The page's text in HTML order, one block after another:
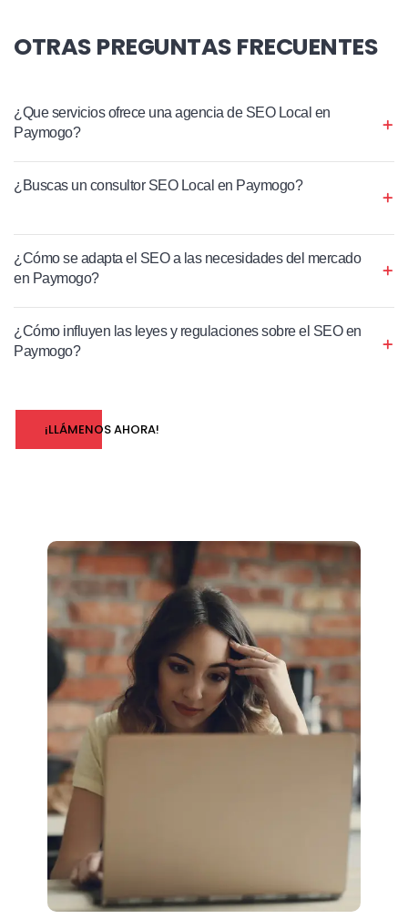
OTRAS PREGUNTAS FRECUENTES
¿Que servicios ofrece una agencia de SEO Local en
Paymogo?
¿Buscas un consultor SEO Local en Paymogo?
¿Cómo se adapta el SEO a las necesidades del mercado
en Paymogo?
¿Cómo influyen las leyes y regulaciones sobre el SEO en
Paymogo?
¡LLÁMENOS AHORA!